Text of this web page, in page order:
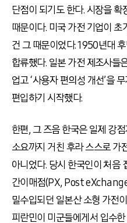
단점이 되기도 한다. 시장을 확
때문이다. 미국 가전 기업이 초
건 그 때문이었다. 1950년대
합류했다. 일본 가전 제조사들
업고 ‘사용자 편의성 개선’을
편입하기 시작했다.
한편, 그 즈음 한국은 일제 강
소요까지 거친 후라 스스로 가
아니었다. 당시 한국인이 처음
간이매점(PX, Post
밀수입되던 일본산 소형 가전
피란민이 미군들에게서 입수